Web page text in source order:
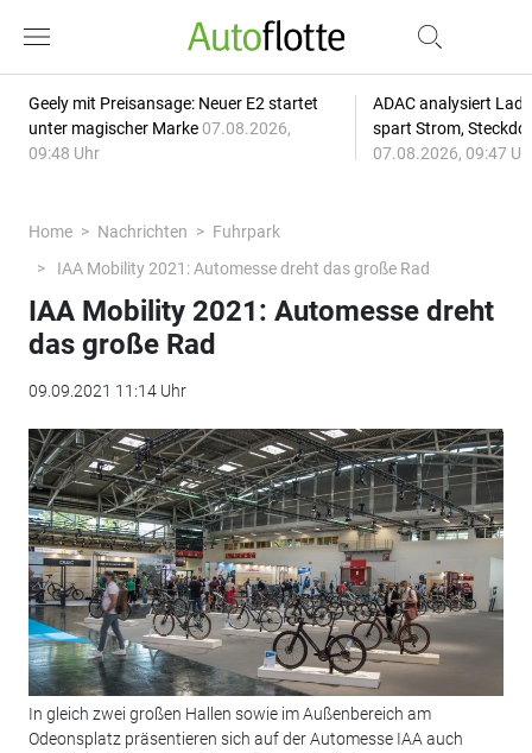
Geely mit Preisansage: Neuer E2 startet
unter magischer Marke 07.08.2026,
09:48 Uhr
ADAC analysiert
spart Strom,
07.08.2026, 09:47
Home Nachrichten
Fuhrpark
IAA Mobility 2021: Automesse dreht das große Rad
IAA Mobility 2021: Automesse dreht
das große Rad
09.09.2021 11:14 Uhr
In gleich zwei großen Hallen sowie im Außenbereich am
Odeonsplatz präsentieren sich auf der Automesse IAA auch